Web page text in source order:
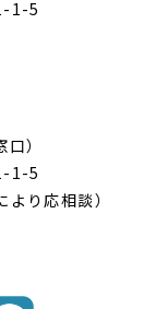
1-5
）
1-5
り応相談）